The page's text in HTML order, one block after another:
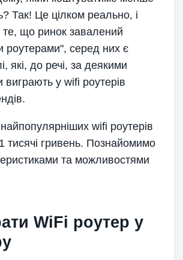
Так! Це цілком реально, і
те, що ринок завалений
роутерами", серед них є
які, до речі, за деякими
у wifi роутерів
wifi роутерів
тисячі гривень. Познайомимо
та можливостями
WiFi роутер у